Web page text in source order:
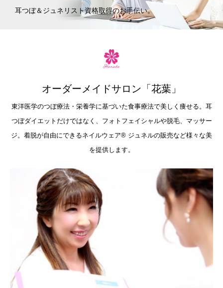
耳つぼ＆ジュネリスト資格取得のお手伝い。
オーダーメイドサロン「花葉」
東洋医学のつぼ療法・栄養学に基づいた食事療法で美しく痩せる。耳
つぼダイエットだけではなく、フォトフェイシャルや脱毛、マッサー
ジ。着脱が自由にできるネイルウェア®︎ ジュネルの販売など様々な美
を提供します。